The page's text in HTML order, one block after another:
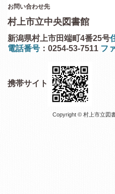
お問い合わせ先
村上市立中央図書館
新潟県村上市田端町4番25号
電話番号 ：0254-53-7511 フ
携帯サイト
Copyright © 村上市立図